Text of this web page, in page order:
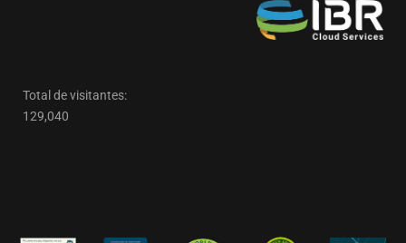
Total de visitantes:
129,040